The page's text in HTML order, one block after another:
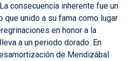
consecuencia inherente fue un
que unido a su fama como lugar
en honor a la
a un periodo dorado. En
de Mendizábal